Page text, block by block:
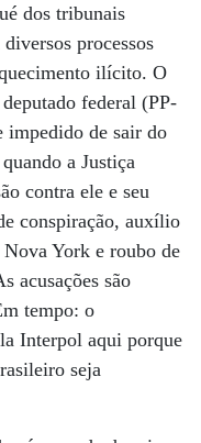
dos tribunais
processos
ilícito. O
federal (PP-
impedido de sair do
a Justiça
contra ele e seu
conspiração, auxílio
York e roubo de
acusações são
tempo: o
Interpol aqui porque
seja